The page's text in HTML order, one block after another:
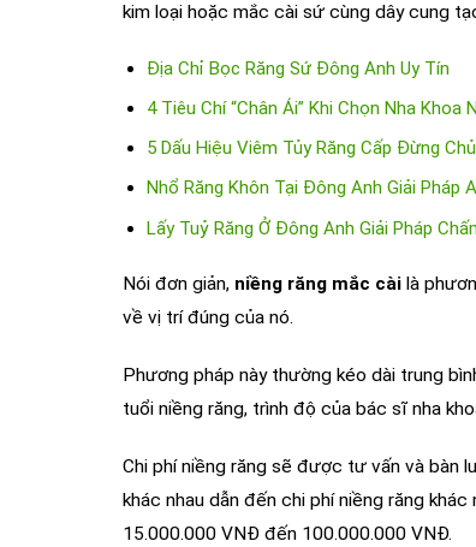
kim loại hoặc mắc cài sứ cùng dây cung
Địa Chỉ Bọc Răng Sứ Đông Anh Uy Tín
4 Tiêu Chí “Chân Ái” Khi Chọn Nha Khoa
5 Dấu Hiệu Viêm Tủy Răng Cấp Đừng
Nhổ Răng Khôn Tại Đông Anh Giải Pháp
Lấy Tuỷ Răng Ở Đông Anh Giải Pháp
Nói đơn giản, niềng răng mắc cài là
về vị trí đúng của nó.
Phương pháp này thường kéo dài trung
tuổi niềng răng, trình độ của bác sĩ nha
Chi phí niềng răng sẽ được tư vấn và bàn
khác nhau dẫn đến chi phí niềng răng
15.000.000 VNĐ đến 100.000.000 VNĐ.